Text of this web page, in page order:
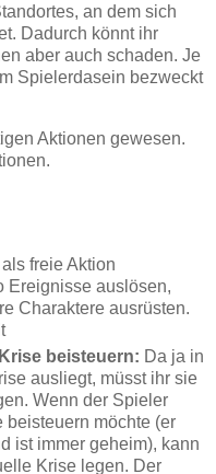
an dem sich
Dadurch könnt ihr
aber auch schaden. Je
Spielerdasein bezweckt
Aktionen gewesen.
als freie Aktion
Ereignisse auslösen,
Charaktere ausrüsten.
beisteuern: Da ja in
ausliegt, müsst ihr sie
Wenn der Spieler
beisteuern möchte (er
ist immer geheim), kann
Krise legen. Der